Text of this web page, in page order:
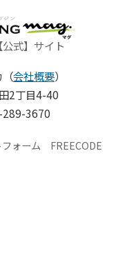
式】サイト
（会社概要）
2丁目4-40
289-3670
フォーム FREECODE